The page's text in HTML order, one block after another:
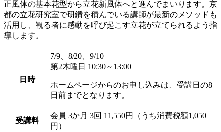
正風体の基本花型から立花新風体へと進んでまいります。京
都の立花研究室で研鑽を積んでいる講師が最新のメソッドも
活用し、観る者に感動を呼び起こす立花が立てられるよう指
導します。
日時
7/9、8/20、9/10
第2木曜日 10:30～13:00
ホームページからのお申し込みは、受講日の8
日前までとなります。
受講料
会員 3か月 3回 11,550円（うち消費税額1,050
円）